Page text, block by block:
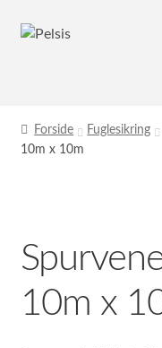
Spring
Spring
Forside Fuglesikring
10m x 10m
10m x